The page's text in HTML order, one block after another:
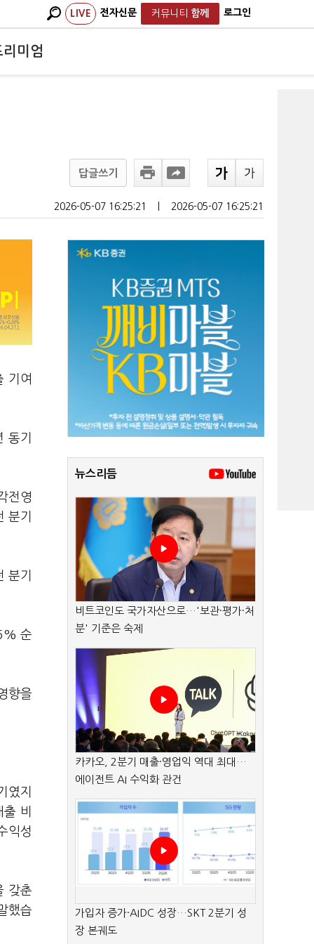
LIVE 전자신문 커뮤니티 함께 로그인
리미엄
답글쓰기
2026-05-07 16:25:21 2026-05-07 16:25:21
기여
동기
전영
분기
분기
순
향을
였지
비
익성
갖춘
했습
뉴스리듬
비트코인도 국가자산으로…'보관·평가·처
분' 기준은 숙제
카카오, 2분기 매출·영업익 역대 최대…
에이전트 AI 수익화 관건
가입자 증가·AIDC 성장…SKT 2분기 성
장 본궤도